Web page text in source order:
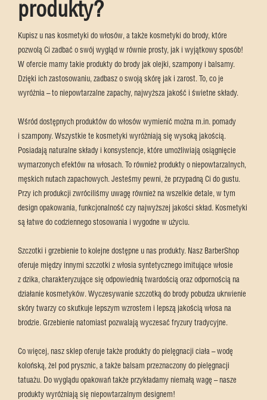
produkty?
Kupisz u nas kosmetyki do włosów, a także kosmetyki do brody, które
pozwolą Ci zadbać o swój wygląd w równie prosty, jak i wyjątkowy sposób!
W ofercie mamy takie produkty do brody jak olejki, szampony i balsamy.
Dzięki ich zastosowaniu, zadbasz o swoją skórę jak i zarost. To, co je
wyróżnia – to niepowtarzalne zapachy, najwyższa jakość i świetne składy.
Wśród dostępnych produktów do włosów wymienić można m.in. pomady
i szampony. Wszystkie te kosmetyki wyróżniają się wysoką jakością.
Posiadają naturalne składy i konsystencje, które umożliwiają osiągnięcie
wymarzonych efektów na włosach. To również produkty o niepowtarzalnych,
męskich nutach zapachowych. Jesteśmy pewni, że przypadną Ci do gustu.
Przy ich produkcji zwróciliśmy uwagę również na wszelkie detale, w tym
design opakowania, funkcjonalność czy najwyższej jakości skład. Kosmetyki
są łatwe do codziennego stosowania i wygodne w użyciu.
Szczotki i grzebienie to kolejne dostępne u nas produkty. Nasz BarberShop
oferuje między innymi szczotki z włosia syntetycznego imitujące włosie
z dzika, charakteryzujące się odpowiednią twardością oraz odpornością na
działanie kosmetyków. Wyczesywanie szczotką do brody pobudza ukrwienie
skóry twarzy co skutkuje lepszym wzrostem i lepszą jakością włosa na
brodzie. Grzebienie natomiast pozwalają wyczesać fryzury tradycyjne.
Co więcej, nasz sklep oferuje także produkty do pielęgnacji ciała – wodę
kolońską, żel pod prysznic, a także balsam przeznaczony do pielęgnacji
tatuażu. Do wyglądu opakowań także przykładamy niemałą wagę – nasze
produkty wyróżniają się niepowtarzalnym designem!